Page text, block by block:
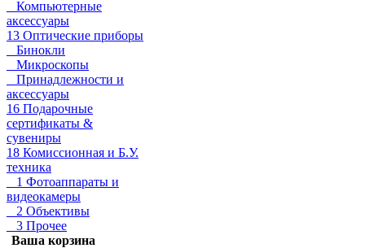
Компьютерные
аксессуары
13 Оптические приборы
Бинокли
Микроскопы
Принадлежности и
аксессуары
16 Подарочные
сертификаты &
сувениры
18 Комиссионная и Б.У.
техника
1 Фотоаппараты и
видеокамеры
2 Объективы
3 Прочее
Ваша корзина